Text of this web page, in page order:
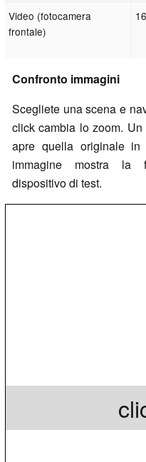
Video (fotocamera
frontale)
Confronto immagini
Scegliete una scena e
click cambia lo zoom.
apre quella originale
immagine mostra la
dispositivo di test.